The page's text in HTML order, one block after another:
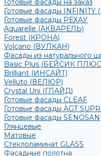
Готовые фасады на заказ
Готовые фасады INFINITY
Готовые фасады РЕХАУ
Aquarelle (АКВАРЕЛЬ)
Forest (КРОНА)
Volcano (ВУЛКАН)
Фасады из натурального
Basic Plus (БЕЙСИК
Brilliant (ИНСАЙТ)
Velluto (ВЕЛЮР)
Crystal Uni (ГЛАЙД)
Готовые фасады CLEAF
Готовые фасады AGT
Готовые фасады SENOSAN
Глянцевые
Матовые
Стеклоламинат GLASS
Фасадные полотна